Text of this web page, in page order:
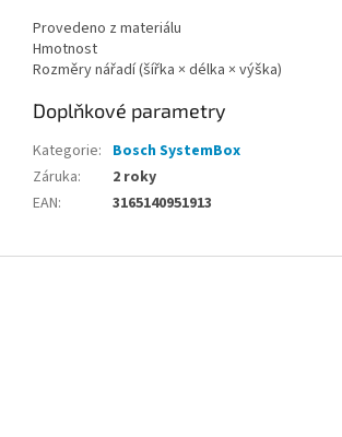
Provedeno z materiálu
Hmotnost
Rozměry nářadí (šířka × délka × výška)
Doplňkové parametry
Kategorie: Bosch SystemBox
Záruka:
2 roky
EAN: 3165140951913